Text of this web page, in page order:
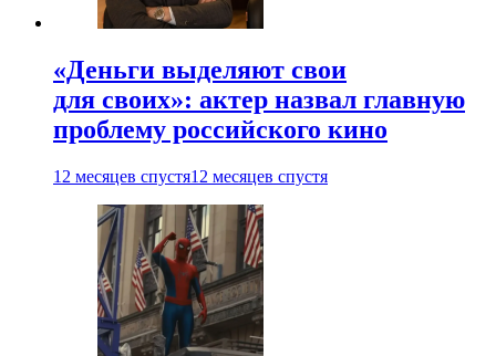
«Деньги выделяют свои
для своих»: актер назвал главную
проблему российского кино
12 месяцев спустя12 месяцев спустя